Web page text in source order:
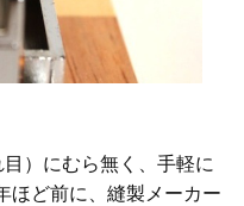
）にむら無く、手軽に
ほど前に、縫製メーカー